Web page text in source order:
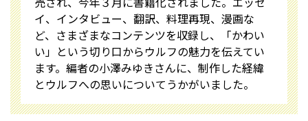
イ、インタビュー、翻訳、料理再現、漫画な
ど、さまざまなコンテンツを収録し、「かわい
い」という切り口からウルフの魅力を伝えてい
ます。編者の小澤みゆきさんに、制作した経緯
とウルフへの思いについてうかがいました。